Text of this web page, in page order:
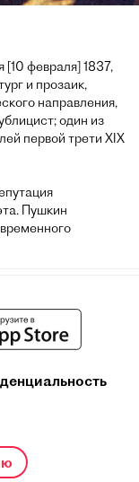
февраля] 1837,
и прозаик,
направления,
один из
первой трети XIX
Пушкин